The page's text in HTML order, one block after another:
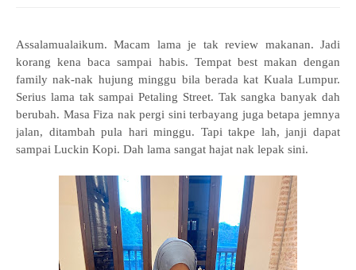
Assalamualaikum. Macam lama je tak review makanan. Jadi
korang kena baca sampai habis. Tempat best makan dengan
family nak-nak hujung minggu bila berada kat Kuala Lumpur.
Serius lama tak sampai Petaling Street. Tak sangka banyak dah
berubah. Masa Fiza nak pergi sini terbayang juga betapa jemnya
jalan, ditambah pula hari minggu. Tapi takpe lah, janji dapat
sampai Luckin Kopi. Dah lama sangat hajat nak lepak sini.